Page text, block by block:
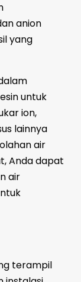
anion
yang
untuk
ion,
lainnya
air
Anda dapat
air
terampil